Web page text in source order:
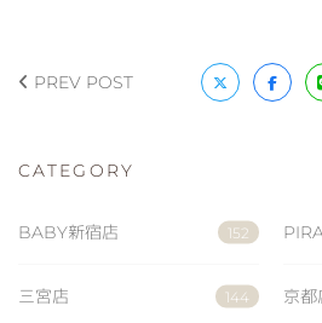
PREV POST
CATEGORY
BABY新宿店 152
三宮店 144 京都